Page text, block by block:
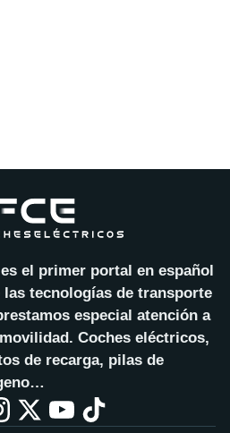
el primer portal en español
tecnologías de transporte
especial atención a
Coches eléctricos,
de recarga, pilas de